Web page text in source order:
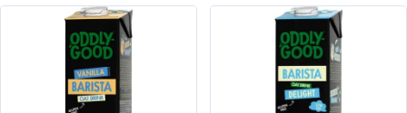
Valio, Somija